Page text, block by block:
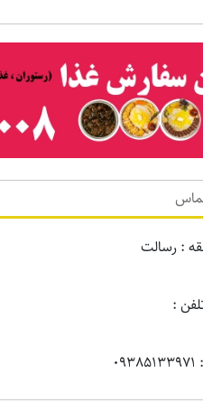
: رسالت
: